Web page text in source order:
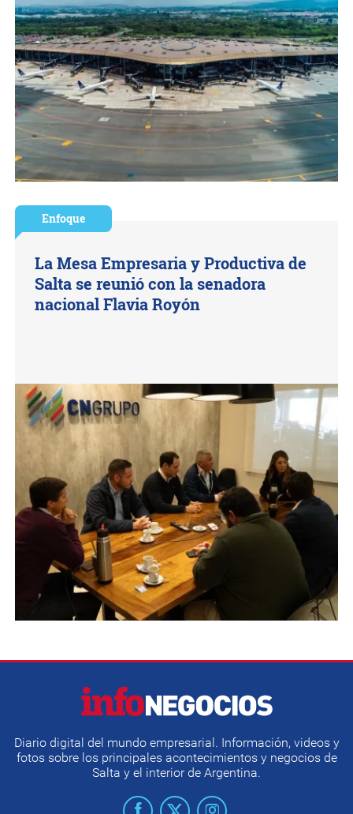
Enfoque
La Mesa Empresaria y Productiva de
Salta se reunió con la senadora
nacional Flavia Royón
Diario digital del mundo empresarial. Información, videos y
fotos sobre los principales acontecimientos y negocios de
Salta y el interior de Argentina.